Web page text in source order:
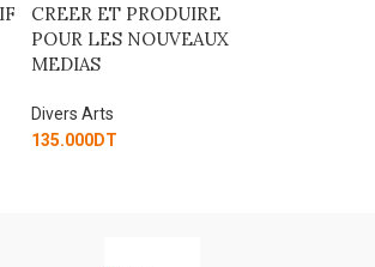
Gagner aux échecs
Divers Arts